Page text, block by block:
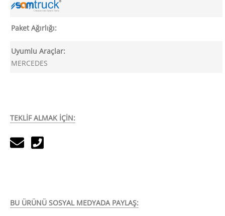
Paket Ağırlığı:
Uyumlu Araçlar:
MERCEDES
TEKLİF ALMAK İÇİN:
BU ÜRÜNÜ SOSYAL MEDYADA PAYLAŞ: